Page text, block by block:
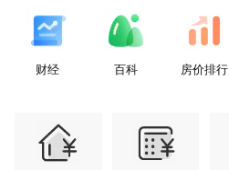
财经 百科 房价排行